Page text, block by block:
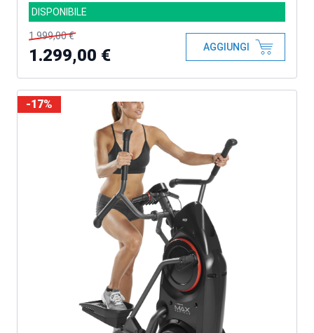
DISPONIBILE
1.999,00 €
1.299,00 € AGGIUNGI
-17%